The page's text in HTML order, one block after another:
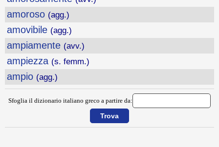
amoroso (agg.)
amovibile (agg.)
ampiamente (avv.)
ampiezza (s. femm.)
ampio (agg.)
Sfoglia il dizionario italiano greco a partire da: